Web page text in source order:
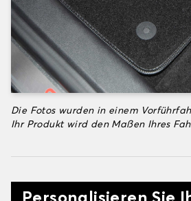
Die Fotos wurden in einem
Ihr Produkt wird den Maßen Ihres